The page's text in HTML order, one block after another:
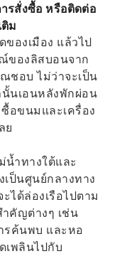
รสั่งซื้อ หรือติดต่อ
ม
องเมือง แล้วไป
ของลิสบอนจาก
ชอบ ไม่ว่าจะเป็น
นั้นเอนหลังพักผ่อน
อขนมและเครื่อง
ย
ำทางใต้และ
ป็นศูนย์กลางทาง
ได้ล่องเรือไปตาม
คัญต่างๆ เช่น
รค้นพบ และหอ
เพลินไปกับ